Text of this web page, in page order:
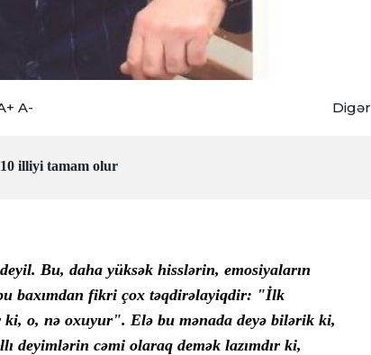
A- Digər
illiyi tamam olur
Bu, daha yüksək hisslərin, emosiyaların
baxımdan fikri çox təqdirəlayiqdir: "İlk
ki, o, nə oxuyur". Elə bu mənada deyə bilərik ki,
deyimlərin cəmi olaraq demək lazımdır ki,